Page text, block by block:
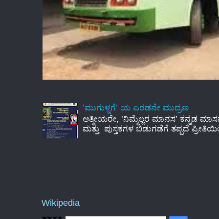
’ಮುಗುಳ್ನಗೆ’ ಯ ಎರಡನೇ ಮುದ್ರಣ
ಆತ್ಮೀಯರೇ, ’ನಿಮ್ಮೆಲ್ಲರ ಮಾನಸ’ ಕನ್ನಡ
ಮತ್ತು ಪುಸ್ತಕಗಳ ಬಿಡುಗಡೆಗೆ ತಪ್ಪದೆ
Wikipedia